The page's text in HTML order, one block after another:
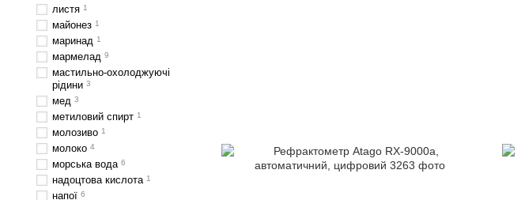
листя 1
майонез 1
маринад 1
мармелад 9
мастильно-охолоджуючі
рідини 3
мед 3
метиловий спирт 1
молозиво 1
молоко 4
морська вода 6
надоцтова кислота 1
напої 6